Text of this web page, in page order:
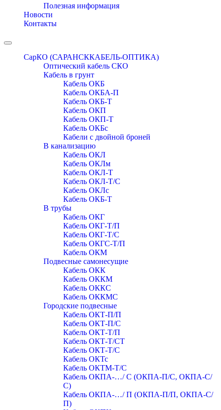
Полезная информация
Новости
Контакты
Toggle
navigationСарКО (САРАНСККАБЕЛЬ-ОПТИКА)
Оптический кабель СКО
Кабель в грунт
Кабель ОКБ
Кабель ОКБА-П
Кабель ОКБ-Т
Кабель ОКП
Кабель ОКП-Т
Кабель ОКБc
Кабели с двойной броней
В канализацию
Кабель ОКЛ
Кабель ОКЛм
Кабель ОКЛ-Т
Кабель ОКЛ-Т/С
Кабель ОКЛc
Кабель ОКБ-Т
В трубы
Кабель ОКГ
Кабель ОКГ-Т/П
Кабель ОКГ-Т/С
Кабель ОКГС-Т/П
Кабель ОКМ
Подвесные самонесущие
Кабель ОКК
Кабель ОККМ
Кабель ОККС
Кабель ОККМС
Городские подвесные
Кабель ОКТ-П/П
Кабель ОКТ-П/С
Кабель ОКТ-Т/П
Кабель ОКТ-Т/СТ
Кабель ОКТ-Т/С
Кабель ОКТс
Кабель ОКТМ-Т/С
Кабель ОКПА-…/ С (ОКПА-П/С, ОКПА-С/
С)
Кабель ОКПА-…/ П (ОКПА-П/П, ОКПА-С/
П)